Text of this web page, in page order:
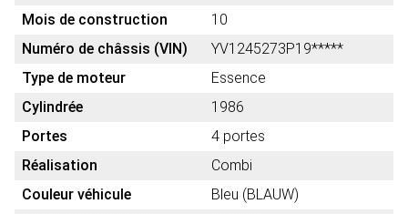
Mois de construction
10
Numéro de châssis (VIN)
YV1245273P19*****
Type de moteur
Essence
Cylindrée
1986
Portes
4 portes
Réalisation
Combi
Couleur véhicule
Bleu (BLAUW)